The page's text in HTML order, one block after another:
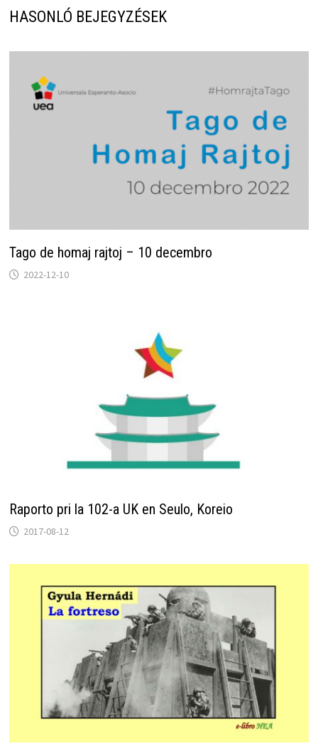
HASONLÓ BEJEGYZÉSEK
Tago de homaj rajtoj – 10 decembro
2022-12-10
Raporto pri la 102-a UK en Seulo, Koreio
2017-08-12